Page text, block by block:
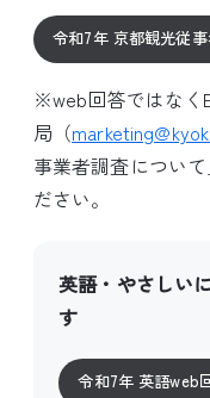
令和7年 京都観光従
※web回答ではなく
局（
事業者調査につい
ださい。
英語・やさしい
す
令和7年 英語web